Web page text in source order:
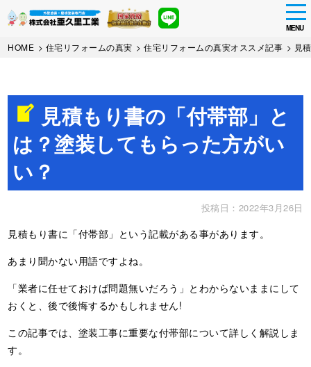
Skip
MENU
HOME > 住宅リフォームの真実 >住宅リフォームの真実オススメ記事 > 見
見積もり書の「付帯部」と
は？塗装してもらった方がい
い？
投稿日：2022年3月26日
見積もり書に「付帯部」という記載がある事があります。
あまり聞かない用語ですよね。
「業者に任せておけば問題無いだろう」とわからないままにして
おくと、後で後悔するかもしれません!
この記事では、塗装工事に重要な付帯部について詳しく解説しま
す。